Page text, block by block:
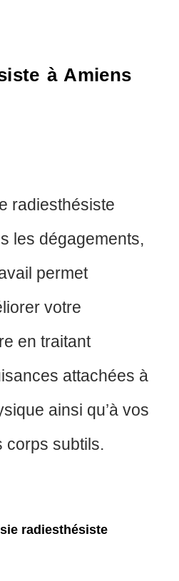
à Amiens
radiesthésiste
les dégagements,
permet
votre
en traitant
attachées à
ainsi qu’à vos
corps subtils.